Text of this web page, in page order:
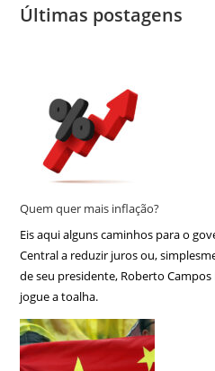
Últimas postagens
Quem quer mais inflação?
Eis aqui alguns caminhos para o
Central a reduzir juros ou,
de seu presidente, Roberto
jogue a toalha.